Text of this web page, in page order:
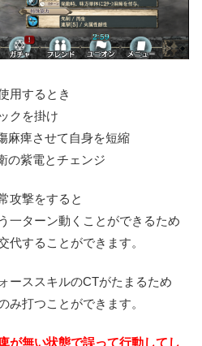
用するとき
クを掛け
痺させて自身を短縮
紫電とチェンジ
撃をすると
ターン動くことができるため
することができます。
ーススキルのCTがたまるため
み打つことができます。
が無い状態で誤って行動してし